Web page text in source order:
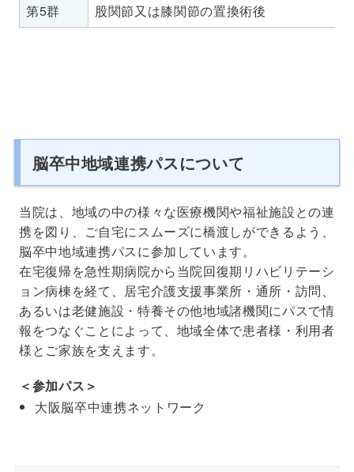
第5群
股関節又は膝関節の置換術後
脳卒中地域連携パスについて
当院は、地域の中の様々な医療機関や福祉施設との連
携を図り、ご自宅にスムーズに橋渡しができるよう、
脳卒中地域連携パスに参加しています。
在宅復帰を急性期病院から当院回復期リハビリテーシ
ョン病棟を経て、居宅介護支援事業所・通所・訪問、
あるいは老健施設・特養その他地域諸機関にパスで情
報をつなぐことによって、地域全体で患者様・利用者
様とご家族を支えます。
＜参加パス＞
大阪脳卒中連携ネットワーク